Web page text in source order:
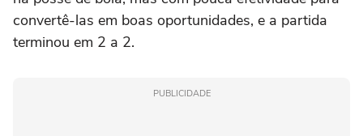
convertê-las em boas oportunidades, e a partida
terminou em 2 a 2.
PUBLICIDADE